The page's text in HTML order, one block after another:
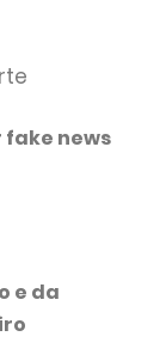
news
e da